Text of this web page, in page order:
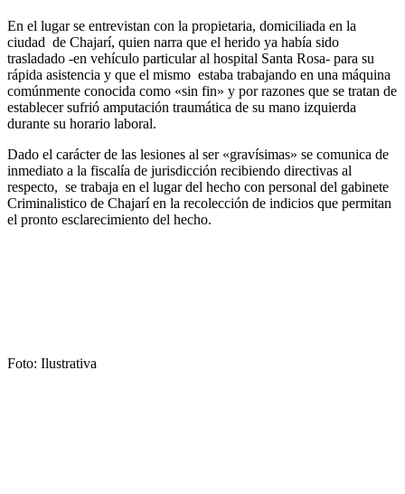
En el lugar se entrevistan con la propietaria, domiciliada en la
ciudad de Chajarí, quien narra que el herido ya había sido
trasladado -en vehículo particular al hospital Santa Rosa- para su
rápida asistencia y que el mismo estaba trabajando en una máquina
comúnmente conocida como «sin fin» y por razones que se tratan de
establecer sufrió amputación traumática de su mano izquierda
durante su horario laboral.
Dado el carácter de las lesiones al ser «gravísimas» se comunica de
inmediato a la fiscalía de jurisdicción recibiendo directivas al
respecto, se trabaja en el lugar del hecho con personal del gabinete
Criminalistico de Chajarí en la recolección de indicios que permitan
el pronto esclarecimiento del hecho.
Foto: Ilustrativa